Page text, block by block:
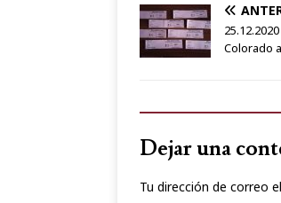
Colorado
Dejar una
Tu dirección de correo